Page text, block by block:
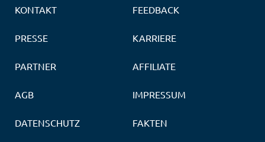
KONTAKT FEEDBACK
PRESSE KARRIERE
PARTNER AFFILIATE
AGB IMPRESSUM
DATENSCHUTZ FAKTEN